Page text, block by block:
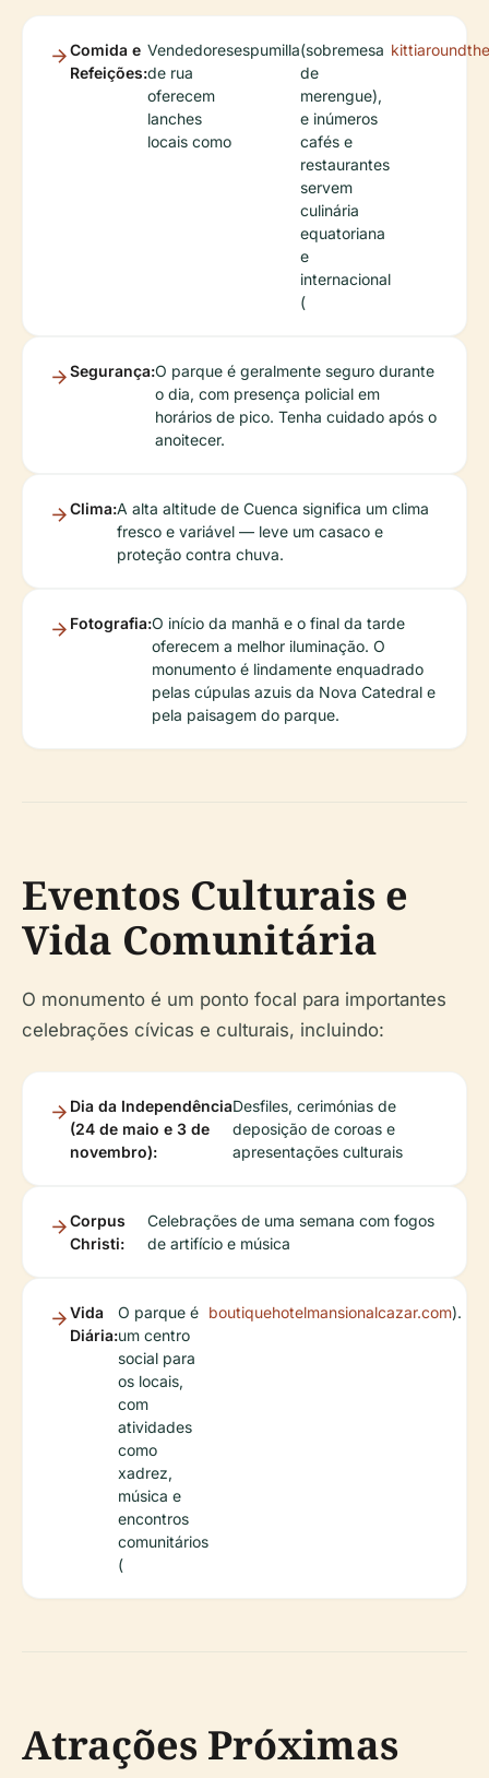
Comida e
Refeições:
Vendedores
de rua
oferecem
lanches
locais como
espumilla(sobremesa
de
merengue),
e inúmeros
cafés e
restaurantes
servem
culinária
equatoriana
e
internacional
(
Segurança:O parque é geralmente seguro durante
o dia, com presença policial em
horários de pico. Tenha cuidado após o
anoitecer.
Clima:A alta altitude de Cuenca significa um clima
fresco e variável — leve um casaco e
proteção contra chuva.
Fotografia:O início da manhã e o final da tarde
oferecem a melhor iluminação. O
monumento é lindamente enquadrado
pelas cúpulas azuis da Nova Catedral e
pela paisagem do parque.
Eventos Culturais e
Vida Comunitária
O monumento é um ponto focal para importantes
celebrações cívicas e culturais, incluindo:
Dia da Independência
(24 de maio e 3 de
novembro):
Desfiles, cerimónias de
deposição de coroas e
apresentações culturais
Corpus
Christi:
Celebrações de uma semana com fogos
de artifício e música
Vida
Diária:
O parque é
um centro
social para
os locais,
com
atividades
como
xadrez,
música e
encontros
comunitários
(
boutiquehotelmansionalcazar.com).
Atrações Próximas